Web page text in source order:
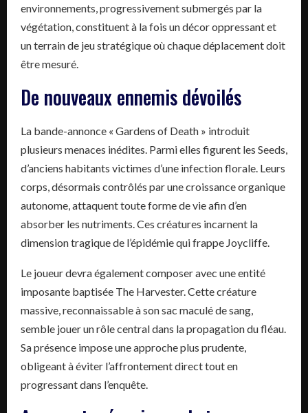
environnements, progressivement submergés par la
végétation, constituent à la fois un décor oppressant et
un terrain de jeu stratégique où chaque déplacement doit
être mesuré.
De nouveaux ennemis dévoilés
La bande-annonce « Gardens of Death » introduit
plusieurs menaces inédites. Parmi elles figurent les Seeds,
d’anciens habitants victimes d’une infection florale. Leurs
corps, désormais contrôlés par une croissance organique
autonome, attaquent toute forme de vie afin d’en
absorber les nutriments. Ces créatures incarnent la
dimension tragique de l’épidémie qui frappe Joycliffe.
Le joueur devra également composer avec une entité
imposante baptisée The Harvester. Cette créature
massive, reconnaissable à son sac maculé de sang,
semble jouer un rôle central dans la propagation du fléau.
Sa présence impose une approche plus prudente,
obligeant à éviter l’affrontement direct tout en
progressant dans l’enquête.